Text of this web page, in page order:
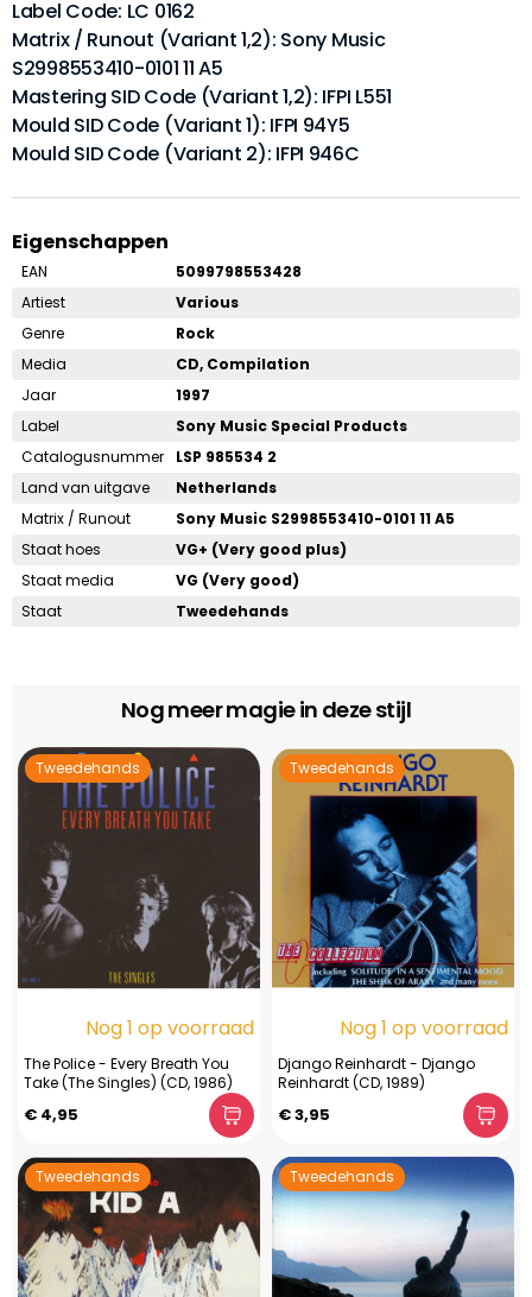
Label Code: LC 0162
Matrix / Runout (Variant 1,2): Sony Music
S2998553410-0101 11 A5
Mastering SID Code (Variant 1,2): IFPI L551
Mould SID Code (Variant 1): IFPI 94Y5
Mould SID Code (Variant 2): IFPI 946C
Eigenschappen
EAN
5099798553428
Artiest
Various
Genre
Rock
Media
CD, Compilation
Jaar
1997
Label
Sony Music Special Products
Catalogusnummer
LSP 985534 2
Land van uitgave
Netherlands
Matrix / Runout
Sony Music S2998553410-0101 11 A5
Staat hoes
VG+ (Very good plus)
Staat media
VG (Very good)
Staat
Tweedehands
Nog meer magie in deze stijl
Tweedehands
Nog 1 op voorraad
The Police - Every Breath You
Take (The Singles) (CD, 1986)
€ 4,95
Tweedehands
Nog 1 op voorraad
Django Reinhardt - Django
Reinhardt (CD, 1989)
€ 3,95
Tweedehands Tweedehands